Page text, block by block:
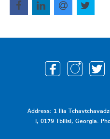
Address: 1 Ilia
I, 0179 Tbilisi, Georgia.